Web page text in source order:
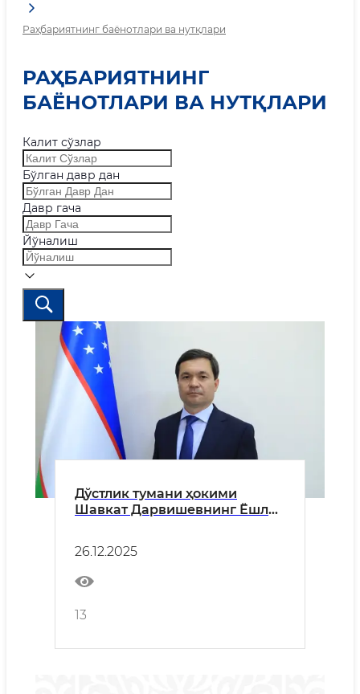
Раҳбариятнинг баёнотлари ва нутқлари
РАҲБАРИЯТНИНГ
БАЁНОТЛАРИ ВА НУТҚЛАРИ
Калит сўзлар
Бўлган давр дан
Давр гача
Йўналиш
Дўстлик тумани ҳокими
Шавкат Дарвишевнинг Ёшлар
26.12.2025
13